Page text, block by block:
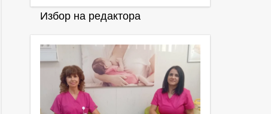
Избор на редактора